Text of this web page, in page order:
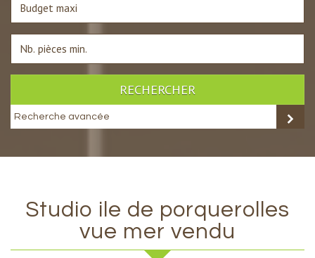
RECHERCHER
Recherche avancée
studio ile de porquerolles
vue mer vendu